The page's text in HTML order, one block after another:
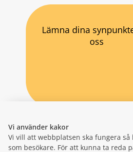
Vi använder kakor
Vi vill att webbplatsen ska fungera
som besökare. För att kunna ta reda
Lämna dina
oss